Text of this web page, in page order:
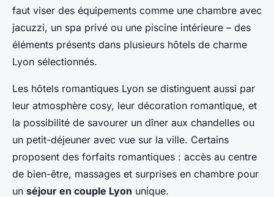
faut viser des équipements comme une chambre avec
jacuzzi, un spa privé ou une piscine intérieure – des
éléments présents dans plusieurs hôtels de charme
Lyon sélectionnés.
Les hôtels romantiques Lyon se distinguent aussi par
leur atmosphère cosy, leur décoration romantique, et
la possibilité de savourer un dîner aux chandelles ou
un petit-déjeuner avec vue sur la ville. Certains
proposent des forfaits romantiques : accès au centre
de bien-être, massages et surprises en chambre pour
un séjour en couple Lyon unique.